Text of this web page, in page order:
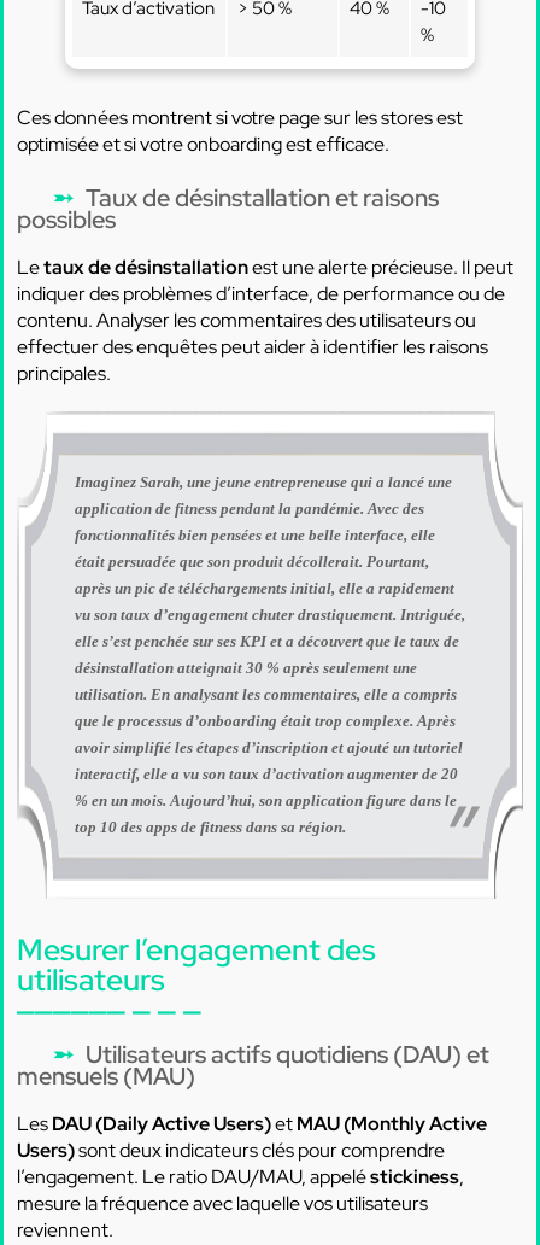
Taux d’activation > 50 % 40 %
-10
%
Ces données montrent si votre page sur les stores est
optimisée et si votre onboarding est efficace.
Taux de désinstallation et raisons
possibles
Letaux de désinstallationest une alerte précieuse. Il peut
indiquer des problèmes d’interface, de performance ou de
contenu. Analyser les commentaires des utilisateurs ou
effectuer des enquêtes peut aider à identifier les raisons
principales.
Imaginez Sarah, une jeune entrepreneuse qui a lancé une
application de fitness pendant la pandémie. Avec des
fonctionnalités bien pensées et une belle interface, elle
était persuadée que son produit décollerait. Pourtant,
après un pic de téléchargements initial, elle a rapidement
vu son taux d’engagement chuter drastiquement. Intriguée,
elle s’est penchée sur ses KPI et a découvert que le taux de
désinstallation atteignait 30 % après seulement une
utilisation. En analysant les commentaires, elle a compris
que le processus d’onboarding était trop complexe. Après
avoir simplifié les étapes d’inscription et ajouté un tutoriel
interactif, elle a vu son taux d’activation augmenter de 20
% en un mois. Aujourd’hui, son application figure dans le
top 10 des apps de fitness dans sa région.
Mesurer l’engagement des
utilisateurs
Utilisateurs actifs quotidiens (DAU) et
mensuels (MAU)
LesDAU (Daily Active Users)etMAU (Monthly Active
Users)sont deux indicateurs clés pour comprendre
l’engagement. Le ratio DAU/MAU, appeléstickiness,
mesure la fréquence avec laquelle vos utilisateurs
reviennent.